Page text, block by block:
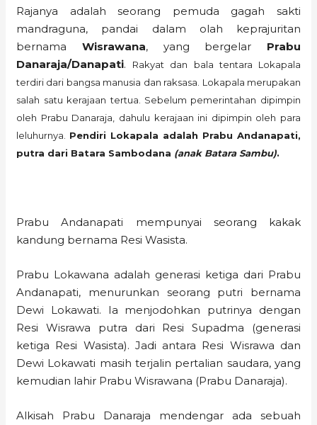
Rajanya adalah seorang pemuda gagah sakti
mandraguna, pandai dalam olah keprajuritan
bernama Wisrawana, yang bergelar Prabu
Danaraja/Danapati.
Rakyat dan bala tentara Lokapala
terdiri dari bangsa manusia dan raksasa. Lokapala merupakan
salah satu kerajaan tertua. Sebelum pemerintahan dipimpin
oleh Prabu Danaraja, dahulu kerajaan ini dipimpin oleh para
leluhurnya. Pendiri Lokapala adalah Prabu Andanapati,
putra dari Batara Sambodana (anak Batara Sambu).
Prabu Andanapati mempunyai seorang kakak
kandung bernama Resi Wasista.
Prabu Lokawana adalah generasi ketiga dari Prabu
Andanapati, menurunkan seorang putri bernama
Dewi Lokawati. Ia menjodohkan putrinya dengan
Resi Wisrawa putra dari Resi Supadma (generasi
ketiga Resi Wasista). Jadi antara Resi Wisrawa dan
Dewi Lokawati masih terjalin pertalian saudara, yang
kemudian lahir Prabu Wisrawana (Prabu Danaraja).
Alkisah Prabu Danaraja mendengar ada sebuah